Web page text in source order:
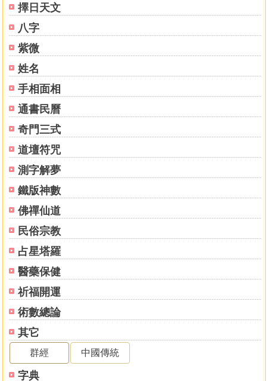
擇日天文
八字
紫微
姓名
手相面相
通書民曆
奇門三式
道壇符咒
測字解夢
鐵版神數
佛禪仙道
民俗宗教
占星塔羅
醫藥保健
祈福開運
術數總論
其它
群經 中國傳統
字典